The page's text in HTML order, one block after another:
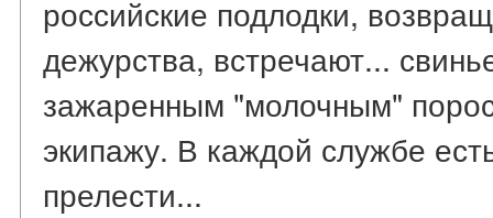
российские подлодки,
дежурства, встречают...
зажаренным "молочным"
экипажу. В каждой службе
прелести...